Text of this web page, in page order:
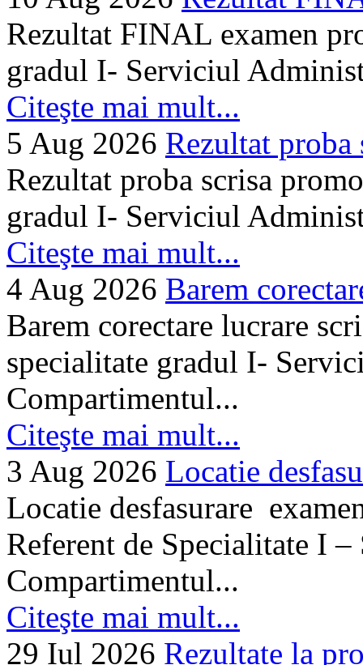
Rezultat FINAL examen
gradul I- Serviciul
Citeşte mai mult...
5 Aug 2026 Rezultat proba
Rezultat proba scrisa
gradul I- Serviciul
Citeşte mai mult...
4 Aug 2026 Barem
Barem corectare lucrare
specialitate gradul I-
Compartimentul...
Citeşte mai mult...
3 Aug 2026 Locatie
Locatie desfasurare
Referent de Specialitate I
Compartimentul...
Citeşte mai mult...
29 Iul 2026 Rezultate la